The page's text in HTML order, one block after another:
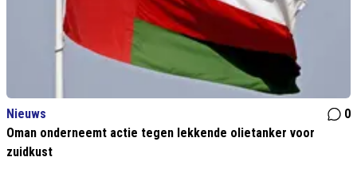
Nieuws
0
Oman onderneemt actie tegen lekkende olietanker voor
zuidkust